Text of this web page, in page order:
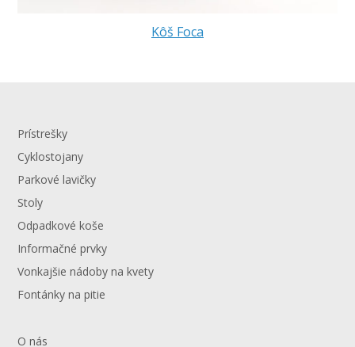
Kôš Foca
Prístrešky
Cyklostojany
Parkové lavičky
Stoly
Odpadkové koše
Informačné prvky
Vonkajšie nádoby na kvety
Fontánky na pitie
O nás